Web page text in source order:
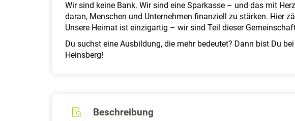
Wir sind keine Bank. Wir sind eine Sparkasse – und das mit
daran, Menschen und Unternehmen finanziell zu stärken. Hier
Unsere Heimat ist einzigartig – wir sind Teil dieser
Du suchst eine Ausbildung, die mehr bedeutet? Dann bist Du
Heinsberg!
Beschreibung